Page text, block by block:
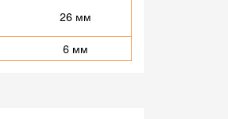
26 мм
6 мм